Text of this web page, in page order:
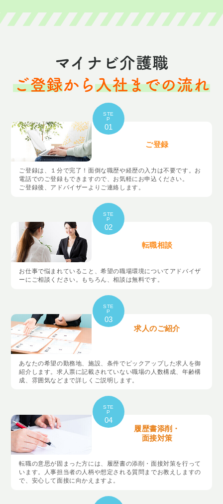
STE
P
01
ご登録
ご登録は、１分で完了！面倒な職歴や経歴の入力は不要です。お
電話でのご登録もできますので、お気軽にお申込ください。
ご登録後、アドバイザーよりご連絡します。
STE
P
02
転職相談
お仕事で悩まれていること、希望の職場環境についてアドバイザ
ーにご相談ください。もちろん、相談は無料です。
STE
P
03
求人のご紹介
あなたの希望の勤務地、施設、条件でピックアップした求人を御
紹介します。求人票に記載されていない職場の人数構成、年齢構
成、雰囲気などまで詳しくご説明します。
STE
P
04
履歴書添削・
面接対策
転職の意思が固まった方には、履歴書の添削・面接対策を行って
います。人事担当者の人柄や想定される質問までお教えしますの
で、安心して面接に向かえますよ。